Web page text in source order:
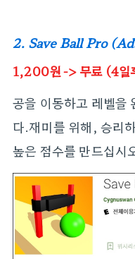
2. Save Ball Pro
1,200원-> 무료 (4일
공을 이동하고 레벨을
다.재미를 위해, 승리
높은 점수를 만드십시